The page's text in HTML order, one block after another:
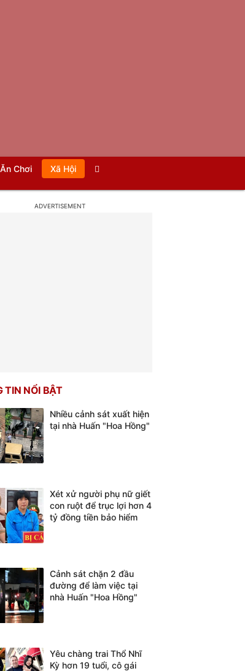
Ăn Chơi Xã Hội
TIN NỔI BẬT
Nhiều cảnh sát xuất hiện
tại nhà Huấn "Hoa Hồng"
Xét xử người phụ nữ giết
con ruột để trục lợi hơn 4
tỷ đồng tiền bảo hiểm
Cảnh sát chặn 2 đầu
đường để làm việc tại
nhà Huấn "Hoa Hồng"
Yêu chàng trai Thổ Nhĩ
Kỳ hơn 19 tuổi, cô gái